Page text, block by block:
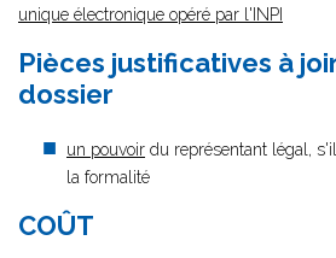
unique électronique opéré par l'INPI
Pièces justificatives à
dossier
un pouvoir du représentant légal,
la formalité
COÛT